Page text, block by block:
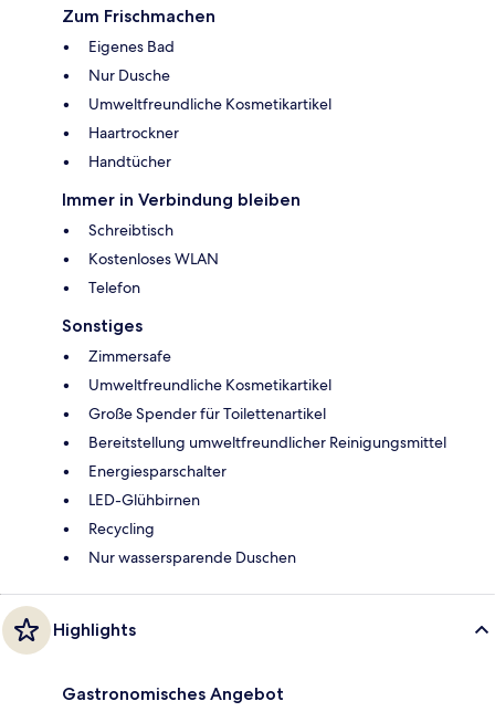
Zum Frischmachen
Eigenes Bad
Nur Dusche
Umweltfreundliche Kosmetikartikel
Haartrockner
Handtücher
Immer in Verbindung bleiben
Schreibtisch
Kostenloses WLAN
Telefon
Sonstiges
Zimmersafe
Umweltfreundliche Kosmetikartikel
Große Spender für Toilettenartikel
Bereitstellung umweltfreundlicher Reinigungsmittel
Energiesparschalter
LED-Glühbirnen
Recycling
Nur wassersparende Duschen
Highlights
Gastronomisches Angebot